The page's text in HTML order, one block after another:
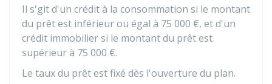
Il s'git d'un crédit à la consommation si le montant
du prêt est inférieur ou égal à 75 000 €, et d'un
crédit immobilier si le montant du prêt est
supérieur à 75 000 €.
Le taux du prêt est fixé dès l'ouverture du plan.